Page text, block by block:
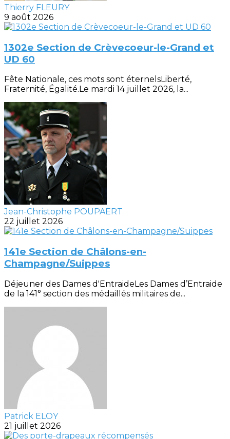
Thierry FLEURY
9 août 2026
1302e Section de Crèvecoeur-le-Grand et
UD 60
Fête Nationale, ces mots sont éternelsLiberté,
Fraternité, Égalité.Le mardi 14 juillet 2026, la...
Jean-Christophe POUPAERT
22 juillet 2026
141e Section de Châlons-en-
Champagne/Suippes
Déjeuner des Dames d'EntraideLes Dames d’Entraide
de la 141° section des médaillés militaires de...
Patrick ELOY
21 juillet 2026